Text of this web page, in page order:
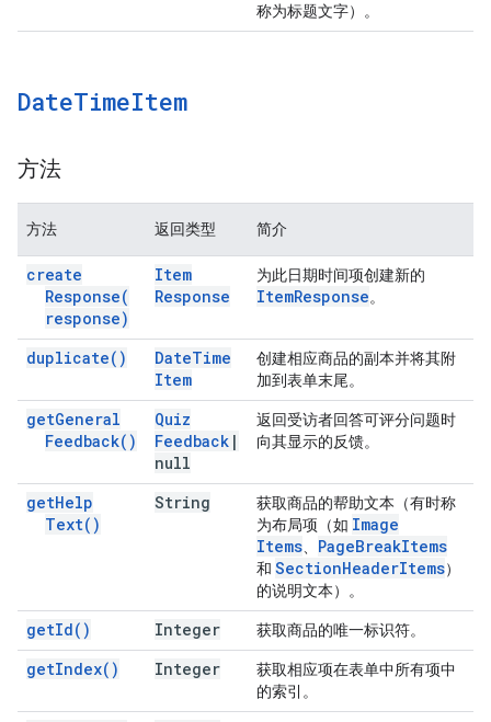
称为标题文字）。
DateTimeItem
方法
方法 返回类型 简介
create
Response(
response)
Item
Response
为此日期时间项创建新的
ItemResponse。
duplicate( ) DateTime
Item
创建相应商品的副本并将其附
加到表单末尾。
getGeneral
Feedback( )
Quiz
Feedback |
null
返回受访者回答可评分问题时
向其显示的反馈。
getHelp
Text( )
String
获取商品的帮助文本（有时称
为布局项（如 Image
Items
PageBreakItems
和 SectionHeaderItems）
的说明文本）。
getId( ) Integer 获取商品的唯一标识符。
getIndex( ) Integer
获取相应项在表单中所有项中
的索引。